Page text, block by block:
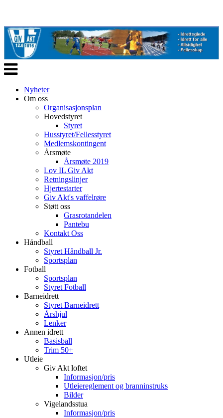
Veksle
navigasjon
Nyheter
Om oss
Organisasjonsplan
Hovedstyret
Styret
Husstyret/Fellesstyret
Medlemskontingent
Årsmøte
Årsmøte 2019
Lov IL Giv Akt
Retningslinjer
Hjertestarter
Giv Akt's vaffelrøre
Støtt oss
Grasrotandelen
Pantebu
Kontakt Oss
Håndball
Styret Håndball Jr.
Sportsplan
Fotball
Sportsplan
Styret Fotball
Barneidrett
Styret Barneidrett
Årshjul
Lenker
Annen idrett
Basisball
Trim 50+
Utleie
Giv Akt loftet
Informasjon/pris
Utleiereglement og branninstruks
Bilder
Vigelandsstua
Informasjon/pris